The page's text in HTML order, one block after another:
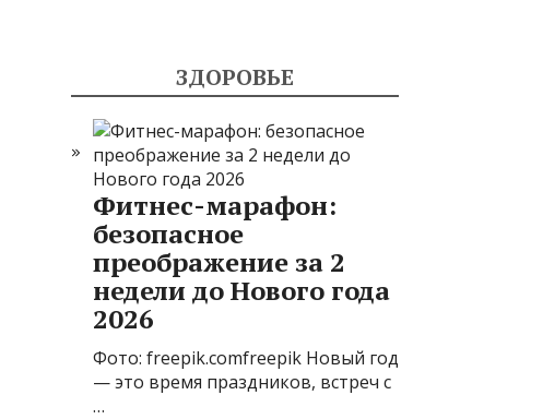
ЗДОРОВЬЕ
Фитнес-марафон:
безопасное
преображение за 2
недели до Нового года
2026
Фото: freepik.comfreepik Новый год
— это время праздников, встреч с
…